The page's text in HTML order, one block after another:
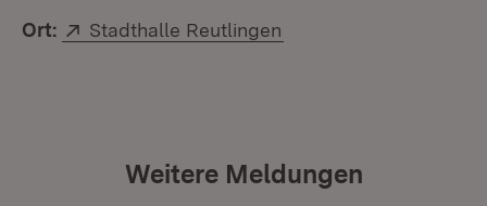
Ort: Extern:
Stadthalle Reutlingen
Weitere Meldungen